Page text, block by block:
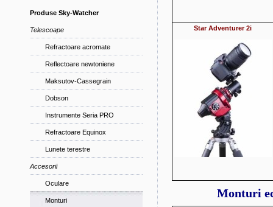
Produse Sky-Watcher
Telescoape
Refractoare acromate
Reflectoare newtoniene
Maksutov-Cassegrain
Dobson
Instrumente Seria PRO
Refractoare Equinox
Lunete terestre
Accesorii
Oculare
Monturi
Star Adventurer2i
Monturi